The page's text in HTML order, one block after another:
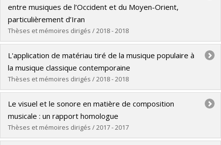
Cycle :Maîtrise
Diplôme obtenu :M. Mus.
Lien vers le document dans Papyrus
entre musiques de l’Occident et du Moyen-Orient,
particulièrement d’Iran
Thèses et mémoires dirigés / 2018 - 2018
Diplômé(e) :Tavakol, Showan
Cycle :Maîtrise
Diplôme obtenu :M. Mus.
Lien vers le document dans Papyrus
L'application de matériau tiré de la musique populaire à
la musique classique contemporaine
Thèses et mémoires dirigés / 2018 - 2018
Diplômé(e) :Des Alliers, Nicolas
Cycle :Maîtrise
Diplôme obtenu :M. Mus.
Lien vers le document dans Papyrus
Le visuel et le sonore en matière de composition
musicale : un rapport homologue
Thèses et mémoires dirigés / 2017 - 2017